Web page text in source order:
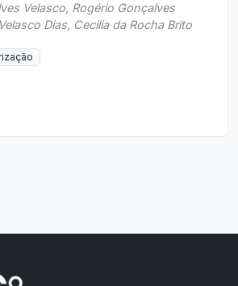
Velasco, Rogério Gonçalves
Dias, Cecilia da Rocha Brito